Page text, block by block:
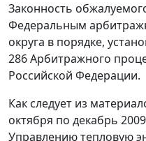
Законность
Федеральным
округа в порядке,
286Арбитражного
Российской Федерации.
Как следует из
октября по декабрь
Управлению тепловую